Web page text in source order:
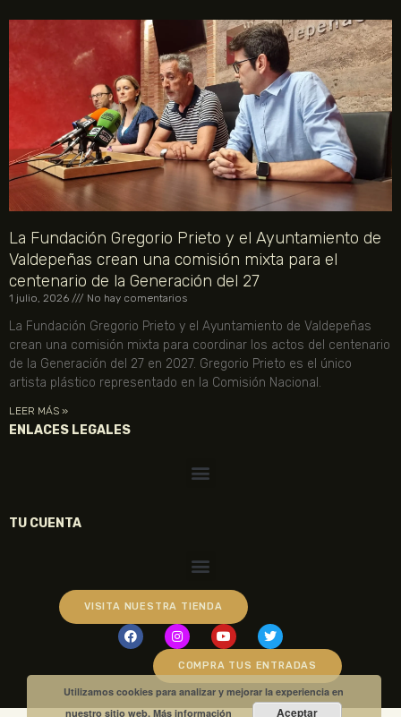
La Fundación Gregorio Prieto y el Ayuntamiento de
Valdepeñas crean una comisión mixta para el
centenario de la Generación del 27
1 julio, 2026 No hay comentarios
La Fundación Gregorio Prieto y el Ayuntamiento de Valdepeñas
crean una comisión mixta para coordinar los actos del centenario
de la Generación del 27 en 2027. Gregorio Prieto es el único
artista plástico representado en la Comisión Nacional.
LEER MÁS »
ENLACES LEGALES
TU CUENTA
VISITA NUESTRA TIENDA
COMPRA TUS ENTRADAS
Utilizamos cookies para analizar y mejorar la experiencia en
nuestro sitio web.Más información Aceptar